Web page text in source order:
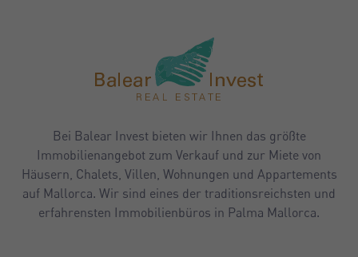
Bei Balear Invest bieten wir Ihnen das größte
Immobilienangebot zum Verkauf und zur Miete von
Häusern, Chalets, Villen, Wohnungen und Appartements
auf Mallorca. Wir sind eines der traditionsreichsten und
erfahrensten Immobilienbüros in Palma Mallorca.